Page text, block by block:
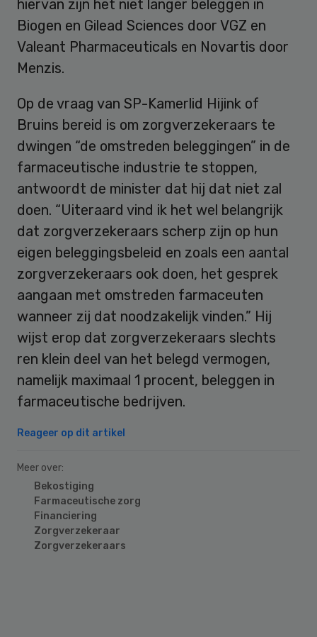
hiervan zijn het niet langer beleggen in
Biogen en Gilead Sciences door VGZ en
Valeant Pharmaceuticals en Novartis door
Menzis.
Op de vraag van SP-Kamerlid Hijink of
Bruins bereid is om zorgverzekeraars te
dwingen “de omstreden beleggingen” in de
farmaceutische industrie te stoppen,
antwoordt de minister dat hij dat niet zal
doen. “Uiteraard vind ik het wel belangrijk
dat zorgverzekeraars scherp zijn op hun
eigen beleggingsbeleid en zoals een aantal
zorgverzekeraars ook doen, het gesprek
aangaan met omstreden farmaceuten
wanneer zij dat noodzakelijk vinden.” Hij
wijst erop dat zorgverzekeraars slechts
ren klein deel van het belegd vermogen,
namelijk maximaal 1 procent, beleggen in
farmaceutische bedrijven.
Reageer op dit artikel
Meer over:
Bekostiging
Farmaceutische zorg
Financiering
Zorgverzekeraar
Zorgverzekeraars